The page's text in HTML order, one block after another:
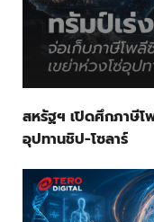
สหรัฐฯ เปิดศึกภาษี
อุปทานชิป-โซลาร์